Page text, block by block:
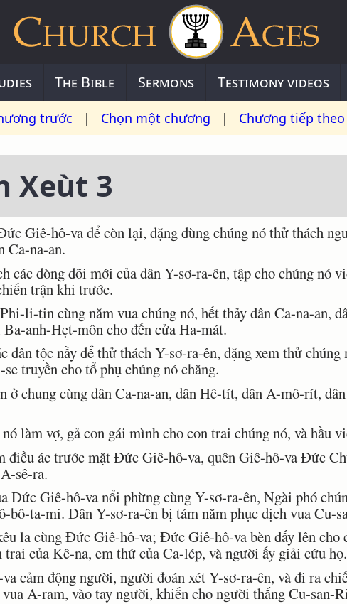
The Bible Sermons Testimony videos
trước | Chọn một chương | Chương tiếp
Xeùt 3
Giê-hô-va để còn lại, đặng dùng chúng nó thử thách
Ca-na-an.
các dòng dõi mới của dân Y-sơ-ra-ên, tập cho chúng nó
trận khi trước.
li-tin cùng năm vua chúng nó, hết thảy dân Ca-na-an,
anh-Hẹt-môn cho đến cửa Ha-mát.
dân tộc nầy để thử thách Y-sơ-ra-ên, đặng xem thử chúng
truyền cho tổ phụ chúng nó chăng.
ở chung cùng dân Ca-na-an, dân Hê-tít, dân A-mô-rít,
làm vợ, gả con gái mình cho con trai chúng nó, và hầu
điều ác trước mặt Ðức Giê-hô-va, quên Giê-hô-va Ðức
sê-ra.
Ðức Giê-hô-va nổi phừng cùng Y-sơ-ra-ên, Ngài phó
bô-ta-mi. Dân Y-sơ-ra-ên bị tám năm phục dịch vua Cu-
la cùng Ðức Giê-hô-va; Ðức Giê-hô-va bèn dấy lên cho
của Kê-na, em thứ của Ca-lép, và người ấy giải cứu họ.
cảm động người, người đoán xét Y-sơ-ra-ên, và đi ra
A-ram, vào tay người, khiến cho người thắng Cu-san-